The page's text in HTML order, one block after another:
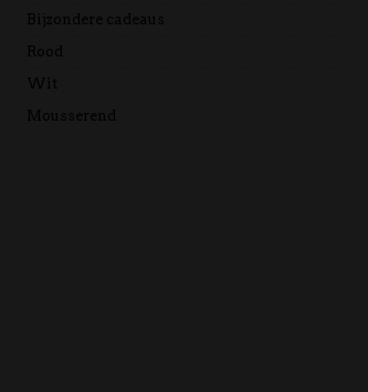
Bijzondere cadeaus
Rood
Wit
Mousserend